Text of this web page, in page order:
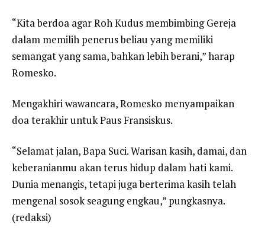
“Kita berdoa agar Roh Kudus membimbing Gereja
dalam memilih penerus beliau yang memiliki
semangat yang sama, bahkan lebih berani,” harap
Romesko.
Mengakhiri wawancara, Romesko menyampaikan
doa terakhir untuk Paus Fransiskus.
“Selamat jalan, Bapa Suci. Warisan kasih, damai, dan
keberanianmu akan terus hidup dalam hati kami.
Dunia menangis, tetapi juga berterima kasih telah
mengenal sosok seagung engkau,” pungkasnya.
(redaksi)